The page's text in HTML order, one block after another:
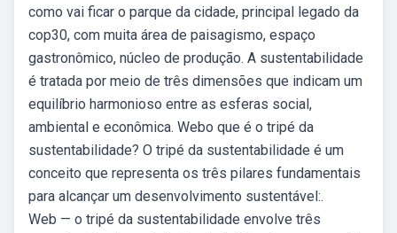
como vai ficar o parque da cidade, principal legado da
cop30, com muita área de paisagismo, espaço
gastronômico, núcleo de produção. A sustentabilidade
é tratada por meio de três dimensões que indicam um
equilíbrio harmonioso entre as esferas social,
ambiental e econômica. Webo que é o tripé da
sustentabilidade? O tripé da sustentabilidade é um
conceito que representa os três pilares fundamentais
para alcançar um desenvolvimento sustentável:.
Web — o tripé da sustentabilidade envolve três